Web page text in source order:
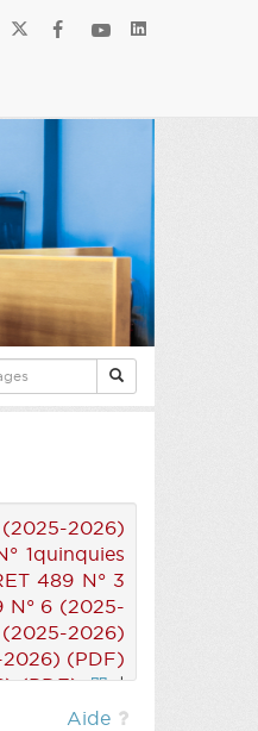
(2025-2026)
1quinquies
489 N° 3
N° 6 (2025-
(2025-2026)
2026) (PDF)
(PDF)
|
(PDF)
|
Aide